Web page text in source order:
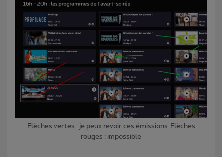
Flèches vertes : je peux revoir ces émissions. Flèches
rouges : impossible